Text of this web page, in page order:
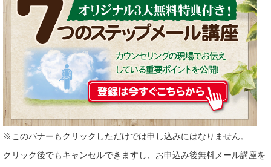
※このバナーもクリックしただけでは申し込みにはなりません。
クリック後でもキャンセルできますし、お申込み後無料メール講座を